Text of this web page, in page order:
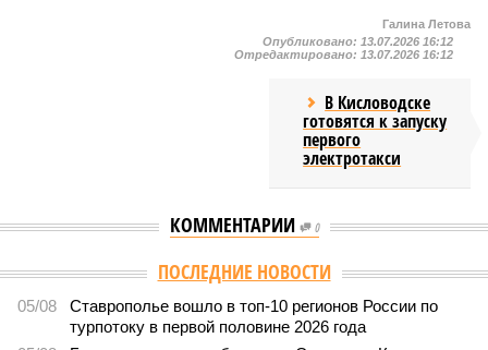
Галина Летова
Опубликовано: 13.07.2026 16:12
Отредактировано: 13.07.2026 16:12
В Кисловодске
готовятся к запуску
первого
электротакси
КОММЕНТАРИИ 0
ПОСЛЕДНИЕ НОВОСТИ
05/08
Ставрополье вошло в топ-10 регионов России по
турпотоку в первой половине 2026 года